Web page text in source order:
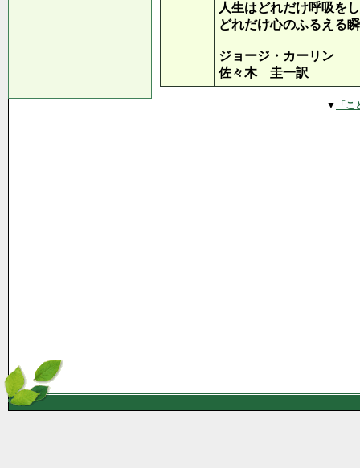
人生はどれだけ呼吸を
どれだけ心のふるえる
ジョージ・カーリン
佐々木 圭一訳
▼ 「